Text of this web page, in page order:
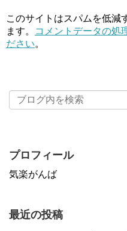
このサイトはスパムを低減
ます。
コメントデータの処
ださい。
プロフィール
気楽がんば
最近の投稿